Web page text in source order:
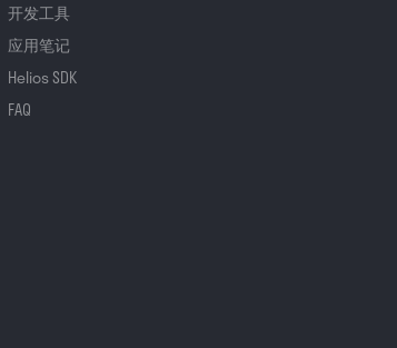
开发工具
应用笔记
Helios SDK
FAQ